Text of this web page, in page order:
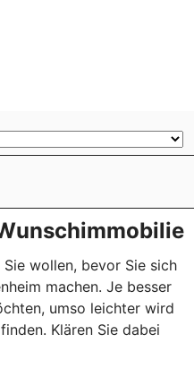
wollen, bevor Sie sich
machen. Je besser
umso leichter wird
Klären Sie dabei